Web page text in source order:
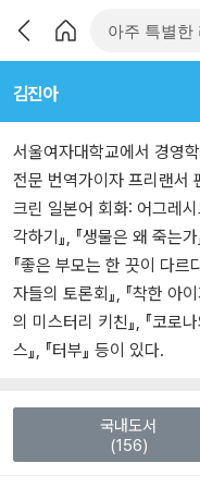
김진아
서울여자대학교에서 경영
전문 번역가이자 프리랜서
크린 일본어 회화: 어그레시
각하기』, 『생물은 왜 죽는가
『좋은 부모는 한 끗이 다르
자들의 토론회』, 『착한 아
의 미스터리 키친』, 『코로
스』, 『터부』 등이 있다.
국내도서
(156)